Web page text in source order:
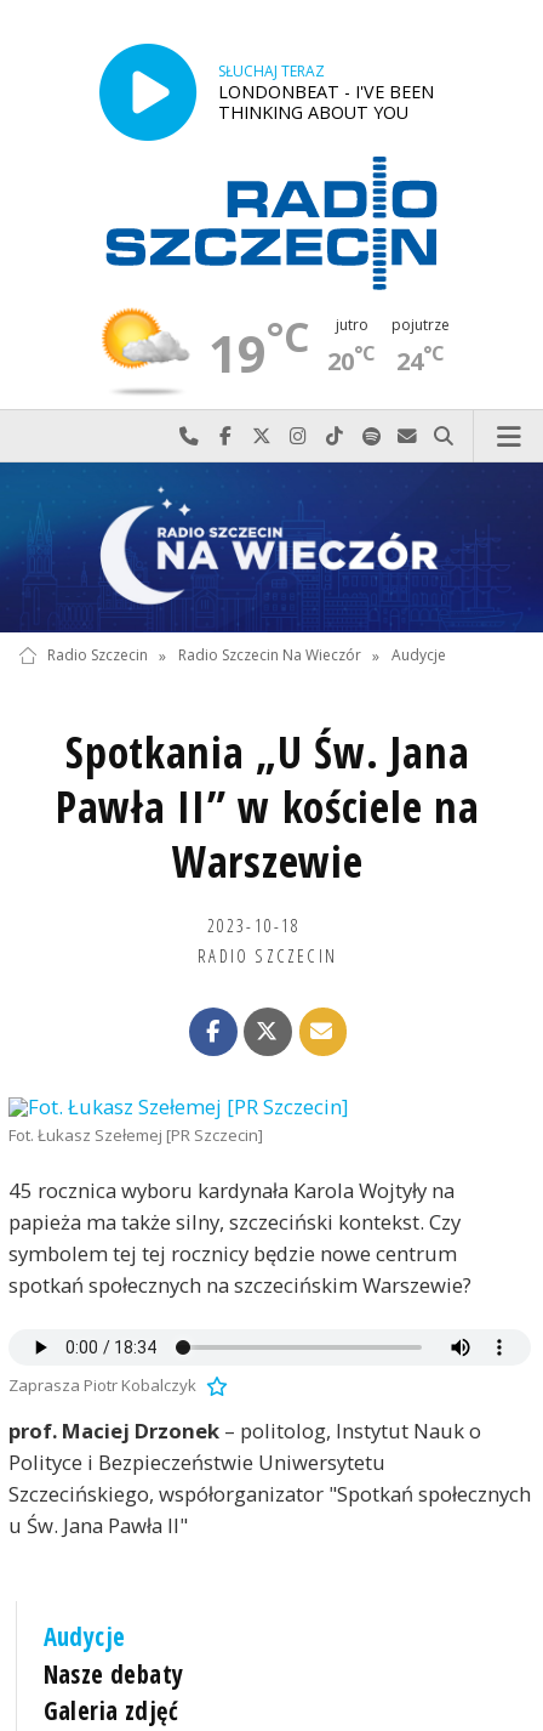
SŁUCHAJ TERAZ
LONDONBEAT - I'VE BEEN
THINKING ABOUT YOU
19°C jutro
20°C
pojutrze
24°C
Najlepiej po prostu do nas zadzwoń
Odwiedź nas na Facebook-u
Odwiedź nas na X
Odwiedź nas na Instagram-ie
Odwiedź nas na TikTok-u
Szukaj nas na Spotify
Wyślij do nas
Szukaj
Radio Szczecin » Radio Szczecin Na Wieczór » Audycje
Spotkania „U Św. Jana
Pawła II” w kościele na
Warszewie
2023-10-18
RADIO SZCZECIN
Fot. Łukasz Szełemej [PR Szczecin]
45 rocznica wyboru kardynała Karola Wojtyły na
papieża ma także silny, szczeciński kontekst. Czy
symbolem tej tej rocznicy będzie nowe centrum
spotkań społecznych na szczecińskim Warszewie?
Zaprasza Piotr Kobalczyk
prof. Maciej Drzonek– politolog, Instytut Nauk o
Polityce i Bezpieczeństwie Uniwersytetu
Szczecińskiego, współorganizator "Spotkań społecznych
u Św. Jana Pawła II"
Audycje
Nasze debaty
Galeria zdjęć